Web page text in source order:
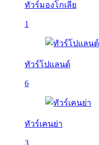
ทัวร์มองโกเลีย
1
ทัวร์โปแลนด์
6
ทัวร์เคนย่า
3